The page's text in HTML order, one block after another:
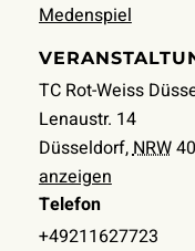
Medenspiel
TC Rot-Weiss
Lenaustr. 14
Düsseldorf,NRW
anzeigen
Telefon
+49211627723